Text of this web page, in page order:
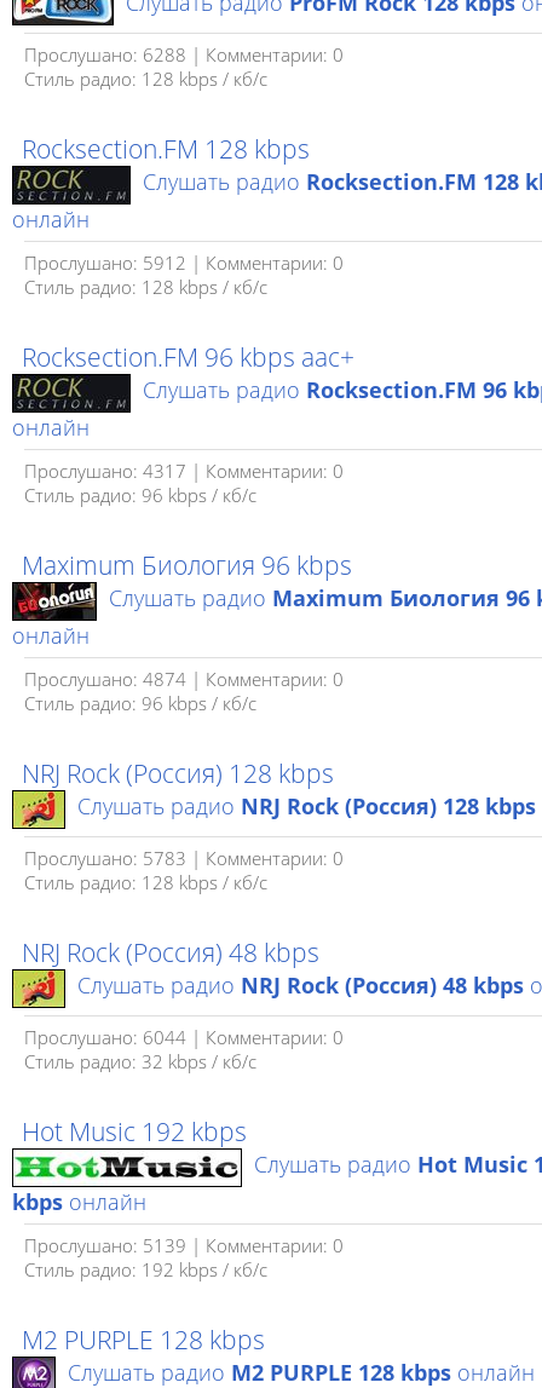
Прослушано: 6288 | Комментарии: 0
Стиль радио: 128 kbps / кб/c
Rocksection.FM 128 kbps
Слушать радио Rocksection.FM 128
онлайн
Прослушано: 5912 | Комментарии: 0
Стиль радио: 128 kbps / кб/c
Rocksection.FM 96 kbps aac+
Слушать радио Rocksection.FM 96
онлайн
Прослушано: 4317 | Комментарии: 0
Стиль радио: 96 kbps / кб/c
Maximum Биология 96 kbps
Слушать радио Maximum Биология 96
онлайн
Прослушано: 4874 | Комментарии: 0
Стиль радио: 96 kbps / кб/c
NRJ Rock (Россия) 128 kbps
Слушать радио NRJ Rock (Россия) 128 kbps
Прослушано: 5783 | Комментарии: 0
Стиль радио: 128 kbps / кб/c
NRJ Rock (Россия) 48 kbps
Слушать радио NRJ Rock (Россия) 48 kbps
Прослушано: 6044 | Комментарии: 0
Стиль радио: 32 kbps / кб/c
Hot Music 192 kbps
Слушать радио Hot Music
kbps онлайн
Прослушано: 5139 | Комментарии: 0
Стиль радио: 192 kbps / кб/c
M2 PURPLE 128 kbps
Слушать радио M2 PURPLE 128 kbps онлайн